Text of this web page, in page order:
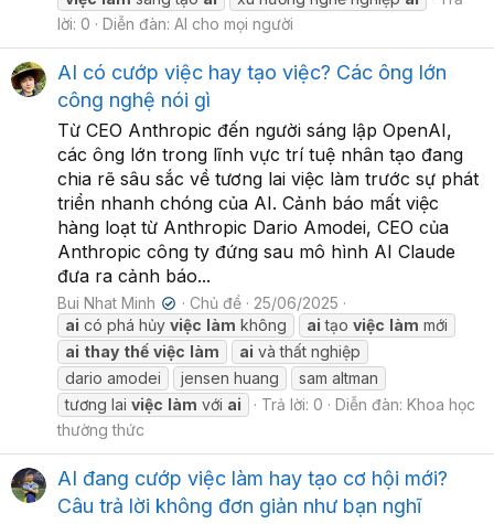
lời: 0
Diễn đàn: AI cho mọi người
AI có cướp việc hay tạo việc? Các ông lớn
công nghệ nói gì
Từ CEO Anthropic đến người sáng lập OpenAI,
các ông lớn trong lĩnh vực trí tuệ nhân tạo đang
chia rẽ sâu sắc về tương lai việc làm trước sự phát
triển nhanh chóng của AI. Cảnh báo mất việc
hàng loạt từ Anthropic Dario Amodei, CEO của
Anthropic công ty đứng sau mô hình AI Claude
đưa ra cảnh báo...
Bui Nhat Minh ✔ Chủ đề
25/06/2025
ai có phá hủy việc làm không ai tạo việc làm mới
ai thay thế việc làm ai và thất nghiệp
dario amodei
jensen huang
sam altman
tương lai việc làm với ai Trả lời: 0 Diễn đàn: Khoa học
thường thức
AI đang cướp việc làm hay tạo cơ hội mới?
Câu trả lời không đơn giản như bạn nghĩ